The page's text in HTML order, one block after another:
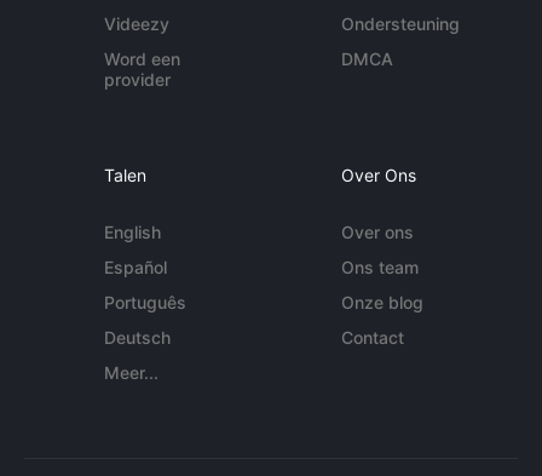
Videezy
Word een
provider
Ondersteuning
DMCA
Talen
English
Español
Português
Deutsch
Meer...
Over Ons
Over ons
Ons team
Onze blog
Contact